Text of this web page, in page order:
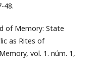
48.
of Memory: State
as Rites of
vol. 1. núm. 1,